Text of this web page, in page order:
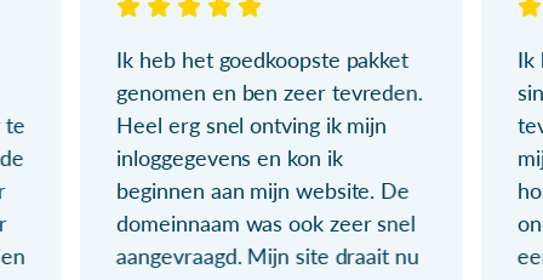
te
Ik heb het goedkoopste pakket
genomen en ben zeer tevreden.
Heel erg snel ontving ik mijn
inloggegevens en kon ik
beginnen aan mijn website. De
domeinnaam was ook zeer snel
aangevraagd. Mijn site draait nu
Ik